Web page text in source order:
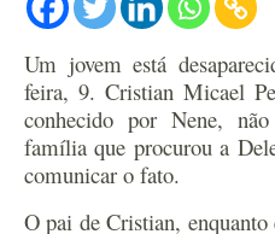
Um jovem está
feira, 9. Cristian Micael
conhecido por Nene,
família que procurou a
comunicar o fato.
O pai de Cristian, enquanto